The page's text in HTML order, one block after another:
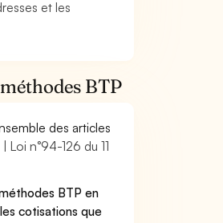
et les
BTP
des articles
Loi n°94-126 du 11
BTP en
cotisations que